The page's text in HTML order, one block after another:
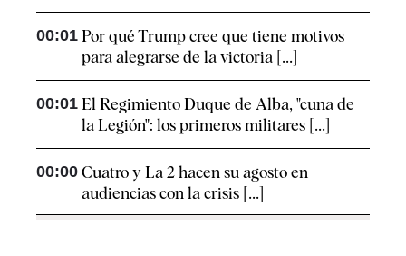
00:01 Por qué Trump cree que tiene motivos
para alegrarse de la victoria [...]
00:01 El Regimiento Duque de Alba, "cuna de
la Legión": los primeros militares [...]
00:00 Cuatro y La 2 hacen su agosto en
audiencias con la crisis [...]